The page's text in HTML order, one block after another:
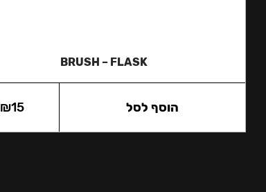
BRUSH – FLASK
₪15 הוסף לסל